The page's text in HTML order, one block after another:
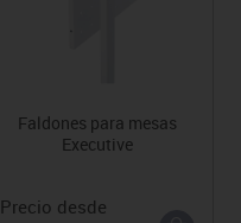
Faldones para mesas
Executive
Precio desde